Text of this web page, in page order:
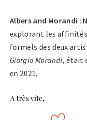
Albers and Morandi :
explorant les
formels des deux
Giorgio Morandi, était
en 2021.